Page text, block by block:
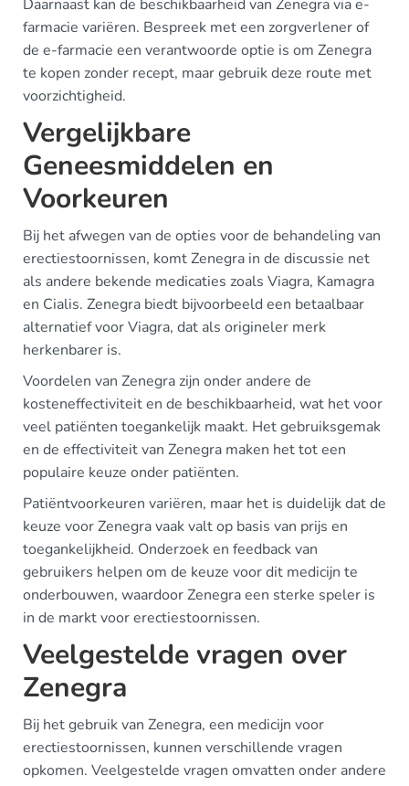
Daarnaast kan de beschikbaarheid van Zenegra via e-
farmacie variëren. Bespreek met een zorgverlener of
de e-farmacie een verantwoorde optie is om Zenegra
te kopen zonder recept, maar gebruik deze route met
voorzichtigheid.
Vergelijkbare
Geneesmiddelen en
Voorkeuren
Bij het afwegen van de opties voor de behandeling van
erectiestoornissen, komt Zenegra in de discussie net
als andere bekende medicaties zoals Viagra, Kamagra
en Cialis. Zenegra biedt bijvoorbeeld een betaalbaar
alternatief voor Viagra, dat als origineler merk
herkenbarer is.
Voordelen van Zenegra zijn onder andere de
kosteneffectiviteit en de beschikbaarheid, wat het voor
veel patiënten toegankelijk maakt. Het gebruiksgemak
en de effectiviteit van Zenegra maken het tot een
populaire keuze onder patiënten.
Patiëntvoorkeuren variëren, maar het is duidelijk dat de
keuze voor Zenegra vaak valt op basis van prijs en
toegankelijkheid. Onderzoek en feedback van
gebruikers helpen om de keuze voor dit medicijn te
onderbouwen, waardoor Zenegra een sterke speler is
in de markt voor erectiestoornissen.
Veelgestelde vragen over
Zenegra
Bij het gebruik van Zenegra, een medicijn voor
erectiestoornissen, kunnen verschillende vragen
opkomen. Veelgestelde vragen omvatten onder andere